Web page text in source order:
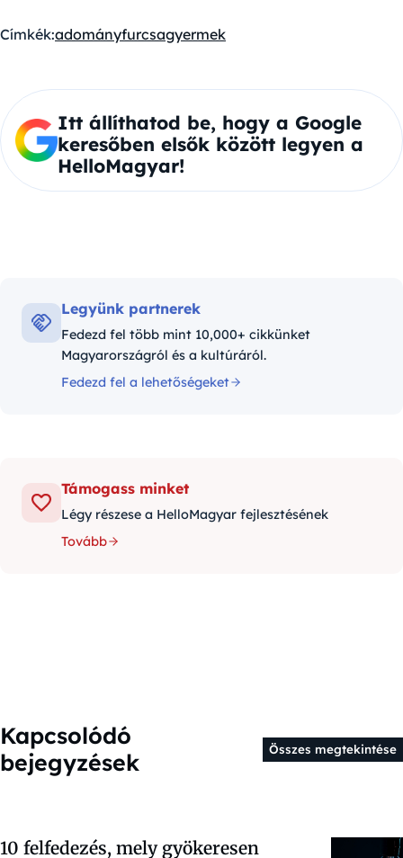
Címkék:adományfurcsagyermek
Itt állíthatod be, hogy a Google
keresőben elsők között legyen a
HelloMagyar!
Legyünk partnerek
Fedezd fel több mint 10,000+ cikkünket
Magyarországról és a kultúráról.
Fedezd fel a lehetőségeket
Támogass minket
Légy részese a HelloMagyar fejlesztésének
Tovább
Kapcsolódó
bejegyzések
Összes megtekintése
10 felfedezés, mely gyökeresen